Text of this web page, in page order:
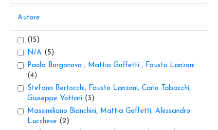
Autore
(15)
N/A (5)
Paola Borgonovo , Mattia Goffetti , Fausto Lanzoni
(4)
Stefano Bertocchi, Fausto Lanzoni, Carlo Tabacchi,
Giuseppe Vottari (3)
Massimiliano Bianchini, Mattia Goffetti, Alessandro
Lucchese (2)